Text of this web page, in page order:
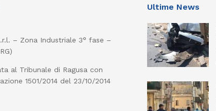
– Zona Industriale 3° fase –
al Tribunale di Ragusa con
1501/2014 del 23/10/2014
Ultime News